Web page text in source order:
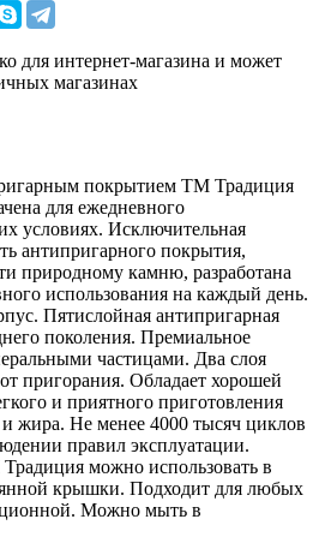
для интернет-магазина и может
магазинах
покрытием ТМ Традиция
для ежедневного
условиях. Исключительная
антипригарного покрытия,
природному камню, разработана
использования на каждый день.
Пятислойная антипригарная
поколения. Премиальное
частицами. Два слоя
пригорания. Обладает хорошей
и приятного приготовления
жира. Не менее 4000 тысяч циклов
правил эксплуатации.
можно использовать в
крышки. Подходит для любых
Можно мыть в